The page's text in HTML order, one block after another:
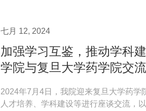
七月 12, 2024
加强学习互鉴，推动学科
学院与复旦大学药学院交
2024年7月4日，我院迎来复旦大学药学
人才培养、学科建设等进行座谈交流，